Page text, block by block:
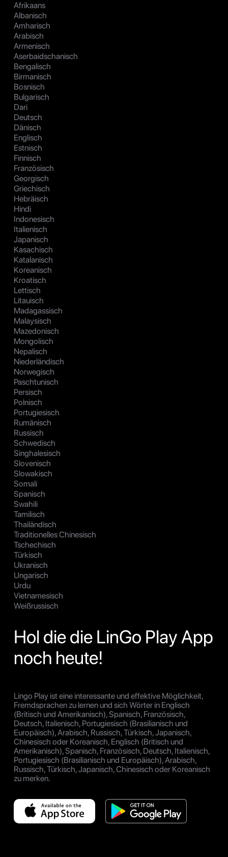
Afrikaans
Albanisch
Amharisch
Arabisch
Armenisch
Aserbaidschanisch
Bengalisch
Birmanisch
Bosnisch
Bulgarisch
Dari
Deutsch
Dänisch
Englisch
Estnisch
Finnisch
Französisch
Georgisch
Griechisch
Hebräisch
Hindi
Indonesisch
Italienisch
Japanisch
Kasachisch
Katalanisch
Koreanisch
Kroatisch
Lettisch
Litauisch
Madagassisch
Malaysisch
Mazedonisch
Mongolisch
Nepalisch
Niederländisch
Norwegisch
Paschtunisch
Persisch
Polnisch
Portugiesisch
Rumänisch
Russisch
Schwedisch
Singhalesisch
Slovenisch
Slowakisch
Somali
Spanisch
Swahili
Tamilisch
Thailändisch
Traditionelles Chinesisch
Tschechisch
Türkisch
Ukranisch
Ungarisch
Urdu
Vietnamesisch
Weißrussisch
Hol die die LinGo Play App
noch heute!
Lingo Play ist eine interessante und effektive Möglichkeit,
Fremdsprachen zu lernen und sich Wörter in Englisch
(Britisch und Amerikanisch), Spanisch, Französisch,
Deutsch, Italienisch, Portugiesisch (Brasilianisch und
Europäisch), Arabisch, Russisch, Türkisch, Japanisch,
Chinesisch oder Koreanisch, Englisch (Britisch und
Amerikanisch), Spanisch, Französisch, Deutsch, Italienisch,
Portugiesisch (Brasilianisch und Europäisch), Arabisch,
Russisch, Türkisch, Japanisch, Chinesisch oder Koreanisch
zu merken.